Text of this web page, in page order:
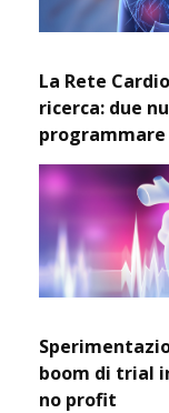
La Rete
ricerca: due
boom di trial
no profit